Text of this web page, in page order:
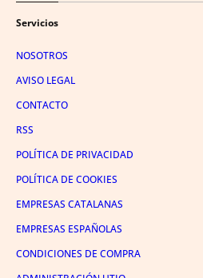
Servicios
NOSOTROS
AVISO LEGAL
CONTACTO
RSS
POLÍTICA DE PRIVACIDAD
POLÍTICA DE COOKIES
EMPRESAS CATALANAS
EMPRESAS ESPAÑOLAS
CONDICIONES DE COMPRA